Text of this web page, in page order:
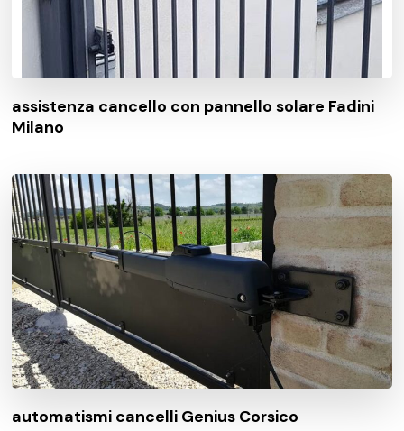
assistenza cancello con pannello solare Fadini
Milano
automatismi cancelli Genius Corsico